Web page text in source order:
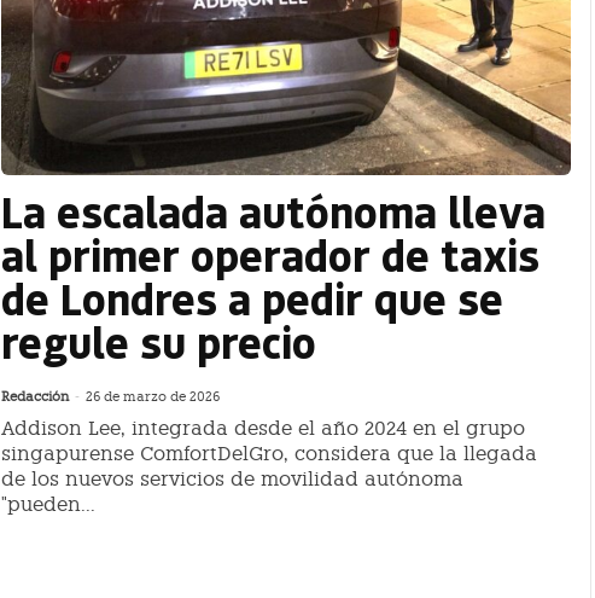
La escalada autónoma lleva
al primer operador de taxis
de Londres a pedir que se
regule su precio
Redacción - 26 de marzo de 2026
Addison Lee, integrada desde el año 2024 en el grupo
singapurense ComfortDelGro, considera que la llegada
de los nuevos servicios de movilidad autónoma
"pueden...